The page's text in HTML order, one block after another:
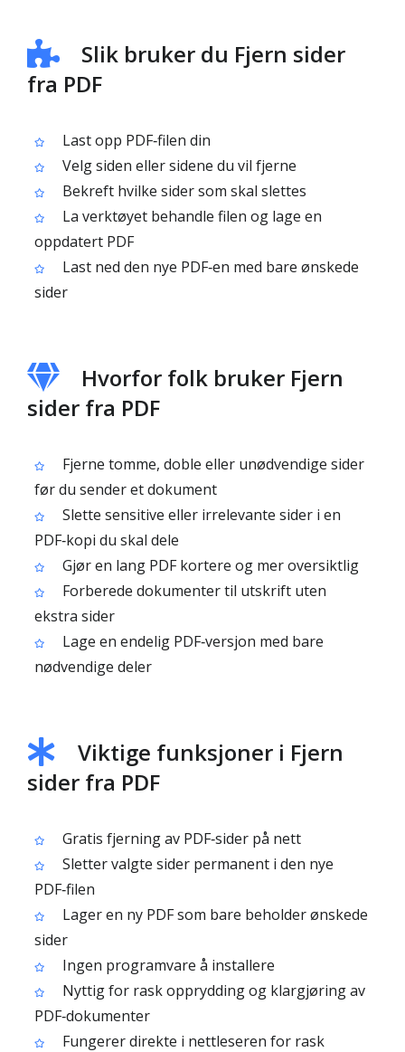
Slik bruker du Fjern sider
fra PDF
Last opp PDF‑filen din
Velg siden eller sidene du vil fjerne
Bekreft hvilke sider som skal slettes
La verktøyet behandle filen og lage en
oppdatert PDF
Last ned den nye PDF‑en med bare ønskede
sider
Hvorfor folk bruker Fjern
sider fra PDF
Fjerne tomme, doble eller unødvendige sider
før du sender et dokument
Slette sensitive eller irrelevante sider i en
PDF‑kopi du skal dele
Gjør en lang PDF kortere og mer oversiktlig
Forberede dokumenter til utskrift uten
ekstra sider
Lage en endelig PDF‑versjon med bare
nødvendige deler
Viktige funksjoner i Fjern
sider fra PDF
Gratis fjerning av PDF‑sider på nett
Sletter valgte sider permanent i den nye
PDF‑filen
Lager en ny PDF som bare beholder ønskede
sider
Ingen programvare å installere
Nyttig for rask opprydding og klargjøring av
PDF‑dokumenter
Fungerer direkte i nettleseren for rask